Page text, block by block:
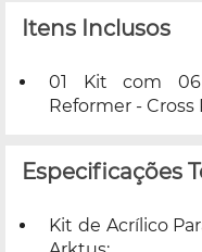
Itens Inclusos
01 Kit com 06
Reformer - Cross
Especificações
Kit de Acrílico